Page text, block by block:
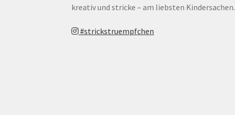
kreativ und stricke – am liebsten Kindersachen.
#strickstruempfchen